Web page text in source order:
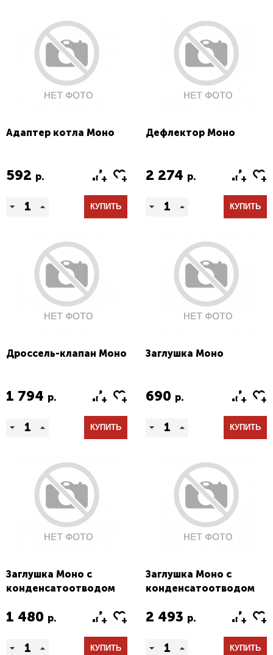
Адаптер котла Моно
592 р.
КУПИТЬ
Дефлектор Моно
2 274 р.
КУПИТЬ
Дроссель-клапан Моно
1 794 р.
КУПИТЬ
Заглушка Моно
690 р.
КУПИТЬ
Заглушка Моно с
конденсатоотводом
1 480 р.
КУПИТЬ
Заглушка Моно с
конденсатоотводом
2 493 р.
КУПИТЬ